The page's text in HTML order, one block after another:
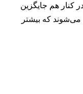
هم جایگزین
که بیشتر